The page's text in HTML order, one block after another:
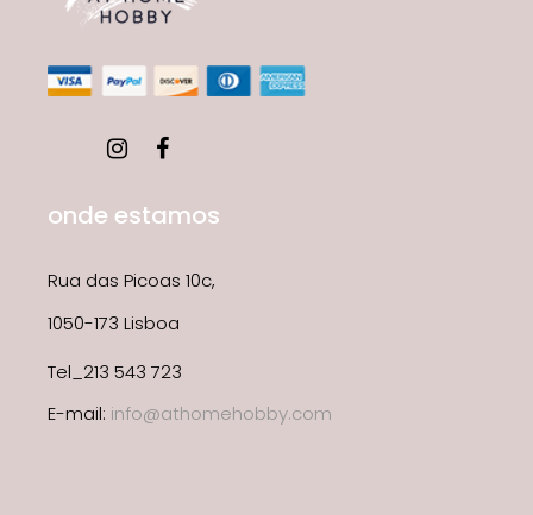
onde estamos
Rua das Picoas 10c,
1050-173 Lisboa
Tel_213 543 723
E-mail: info@athomehobby.com